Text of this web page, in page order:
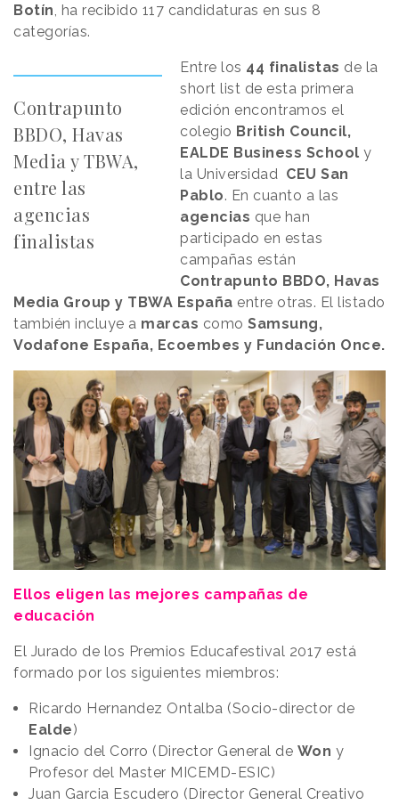
Botín, ha recibido 117 candidaturas en sus 8
categorías.
Contrapunto
BBDO, Havas
Media y TBWA,
entre las
agencias
finalistas
Entre los 44 finalistas de la
short list de esta primera
edición encontramos el
colegio British Council,
EALDE Business School y
la Universidad CEU San
Pablo. En cuanto a las
agencias que han
participado en estas
campañas están
Contrapunto BBDO, Havas
Media Group y TBWA España entre otras. El listado
también incluye a marcas como Samsung,
Vodafone España, Ecoembes y Fundación Once.
Ellos eligen las mejores campañas de
educación
El Jurado de los Premios Educafestival 2017 está
formado por los siguientes miembros:
Ricardo Hernandez Ontalba (Socio-director de
Ealde)
Ignacio del Corro (Director General de Won y
Profesor del Master MICEMD-ESIC)
Juan Garcia Escudero (Director General Creativo